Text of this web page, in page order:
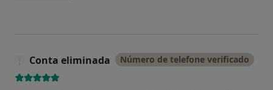
Conta eliminada Número de telefone verificado